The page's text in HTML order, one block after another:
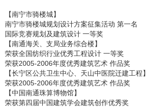
【南宁市骑楼城】
南宁市骑楼城规划设计方案征集活动 第一名
国际竞赛规划及建筑设计 一等奖
【南通海关、支局业务综合楼】
荣获全国纺织行业优秀工程设计 一等奖
荣获2005-2006年度优秀建筑艺术 作品奖
【长宁区公共卫生中心、天山中医院迁建工程】
荣获2005-2006年度优秀建筑艺术 作品奖
【中国南通珠算博物馆】
荣获第四届中国建筑学会建筑创作优秀奖